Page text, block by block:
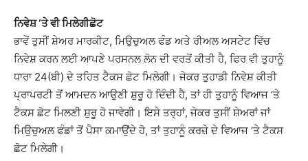
ਨਿਵੇਸ਼ ‘ਤੇ ਵੀ ਮਿਲੇਗੀਛੋਟ
ਭਾਵੇਂ ਤੁਸੀਂ ਸ਼ੇਅਰ ਮਾਰਕੀਟ, ਮਿਉਚੁਅਲ ਫੰਡ ਅਤੇ ਰੀਅਲ ਅਸਟੇਟ ਵਿੱਚ
ਨਿਵੇਸ਼ ਕਰਨ ਲਈ ਆਪਣੇ ਪਰਸਨਲ ਲੋਨ ਦੀ ਵਰਤੋਂ ਕੀਤੀ ਹੈ, ਫਿਰ ਵੀ ਤੁਹਾਨੂੰ
ਧਾਰਾ 24(ਬੀ) ਦੇ ਤਹਿਤ ਟੈਕਸ ਛੋਟ ਮਿਲੇਗੀ। ਜੇਕਰ ਤੁਹਾਡੀ ਨਿਵੇਸ਼ ਕੀਤੀ
ਪ੍ਰਾਪਰਟੀ ਤੋਂ ਆਮਦਨ ਆਉਣੀ ਸ਼ੁਰੂ ਹੋ ਦਿੰਦੀ ਹੈ, ਤਾਂ ਹੀ ਤੁਹਾਨੂੰ ਵਿਆਜ ‘ਤੇ
ਟੈਕਸ ਛੋਟ ਮਿਲਣੀ ਸ਼ੁਰੂ ਹੋ ਜਾਵੇਗੀ। ਇਸੇ ਤਰ੍ਹਾਂ, ਜੇਕਰ ਤੁਸੀਂ ਸ਼ੇਅਰਾਂ ਜਾਂ
ਮਿਉਚੁਅਲ ਫੰਡਾਂ ਤੋਂ ਪੈਸਾ ਕਮਾਉਂਦੇ ਹੋ, ਤਾਂ ਤੁਹਾਨੂੰ ਕਰਜ਼ੇ ਦੇ ਵਿਆਜ ‘ਤੇ ਟੈਕਸ
ਛੋਟ ਮਿਲੇਗੀ।